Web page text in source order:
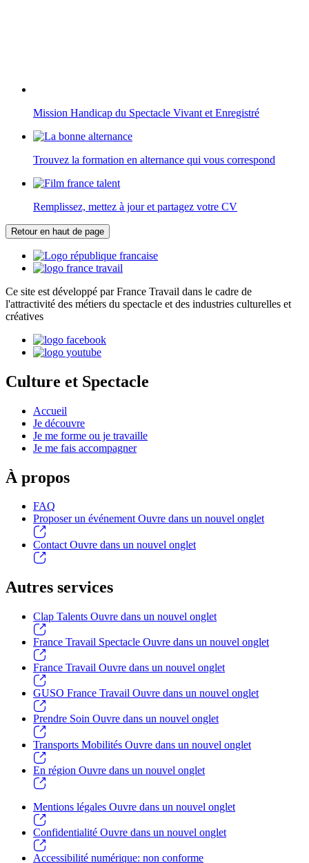
Mission Handicap du Spectacle Vivant et Enregistré
Trouvez la formation en alternance qui vous correspond
Remplissez, mettez à jour et partagez votre CV
Retour en haut de page
Ce site est développé par France Travail dans le cadre de
l'attractivité des métiers du spectacle et des industries culturelles et
créatives
Culture et Spectacle
Accueil
Je découvre
Je me forme ou je travaille
Je me fais accompagner
À propos
FAQ
Proposer un événementOuvre dans un nouvel onglet
Contact Ouvre dans un nouvel onglet
Autres services
Clap Talents Ouvre dans un nouvel onglet
France Travail Spectacle Ouvre dans un nouvel onglet
France Travail Ouvre dans un nouvel onglet
GUSO France Travail Ouvre dans un nouvel onglet
Prendre Soin Ouvre dans un nouvel onglet
Transports Mobilités Ouvre dans un nouvel onglet
En région Ouvre dans un nouvel onglet
Mentions légales Ouvre dans un nouvel onglet
Confidentialité Ouvre dans un nouvel onglet
Accessibilité numérique: non conforme